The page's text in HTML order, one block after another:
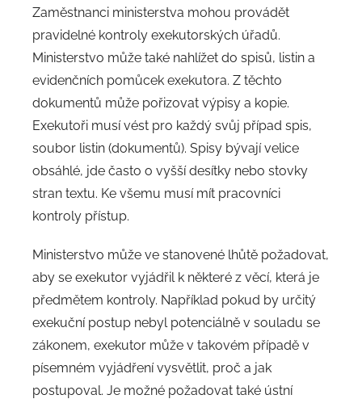
Zaměstnanci ministerstva mohou provádět
pravidelné kontroly exekutorských úřadů.
Ministerstvo může také nahlížet do spisů, listin a
evidenčních pomůcek exekutora. Z těchto
dokumentů může pořizovat výpisy a kopie.
Exekutoři musí vést pro každý svůj případ spis,
soubor listin (dokumentů). Spisy bývají velice
obsáhlé, jde často o vyšší desítky nebo stovky
stran textu. Ke všemu musí mít pracovníci
kontroly přístup.
Ministerstvo může ve stanovené lhůtě požadovat,
aby se exekutor vyjádřil k některé z věcí, která je
předmětem kontroly. Například pokud by určitý
exekuční postup nebyl potenciálně v souladu se
zákonem, exekutor může v takovém případě v
písemném vyjádření vysvětlit, proč a jak
postupoval. Je možné požadovat také ústní